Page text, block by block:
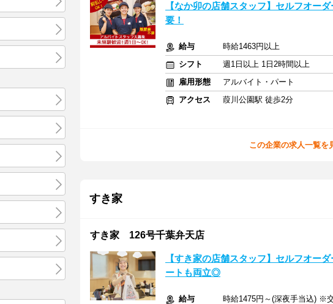
【なか卯の店舗スタッフ】セルフオー
要！
給与
時給1463円以上
シフト
週1日以上 1日2時間以上
雇用形態
アルバイト・パート
アクセス
葭川公園駅 徒歩2分
この企業の求人一覧を
すき家
すき家 126号千葉弁天店
【すき家の店舗スタッフ】セルフオー
ートも両立◎
給与
時給1475円～(深夜手当込) ※